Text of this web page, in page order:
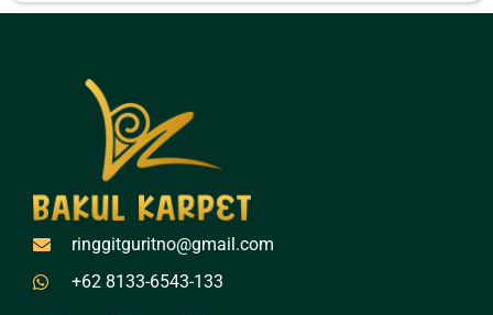
ringgitguritno@gmail.com
+62 8133-6543-133